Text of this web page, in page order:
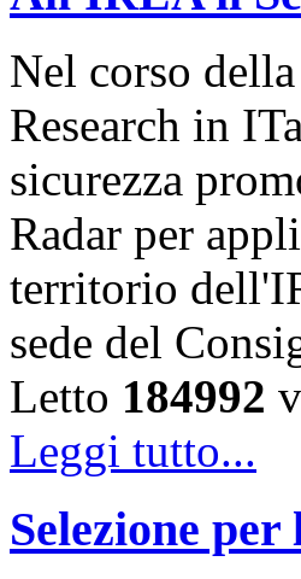
Nel corso
Research in
sicurezza
Radar per
territorio
sede del
Letto 184992
Leggi tutto...
Selezione per